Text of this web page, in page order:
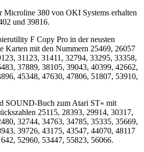
Microline 380 von OKI Systems erhalten
und 39816.
F Copy Pro in der neusten
Karten mit den Nummern 25469, 26057
31123, 31411, 32794, 33295, 33358,
37889, 38105, 39043, 40399, 42662,
45348, 47630, 47806, 51807, 53910,
SOUND-Buch zum Atari ST« mit
25115, 28393, 29914, 30317,
32744, 34763, 34785, 35335, 35669,
39726, 43175, 43547, 44070, 48117
52960, 53447, 55823, 56066.